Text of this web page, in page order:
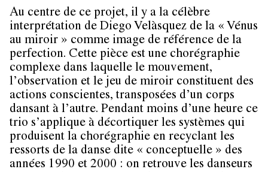
Éditions
Informations
FR/EN
Au centre de ce projet, il y a la célèbre
interprétation de Diego Velàsquez de la « Vénus
au miroir » comme image de référence de la
perfection. Cette pièce est une chorégraphie
complexe dans laquelle le mouvement,
l’observation et le jeu de miroir constituent des
actions conscientes, transposées d’un corps
dansant à l’autre. Pendant moins d’une heure ce
trio s’applique à décortiquer les systèmes qui
produisent la chorégraphie en recyclant les
ressorts de la danse dite « conceptuelle » des
années 1990 et 2000 : on retrouve les danseurs